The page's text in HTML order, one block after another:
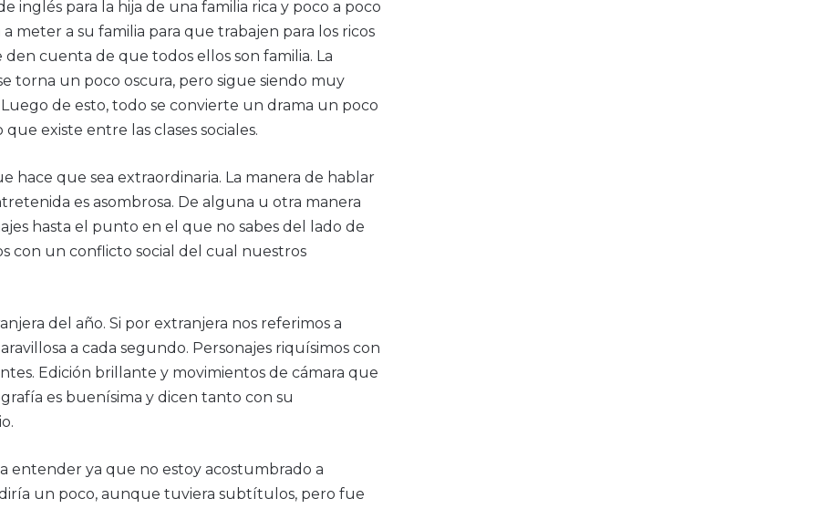
inglés para la hija de una familia rica y poco a poco
meter a su familia para que trabajen para los ricos
den cuenta de que todos ellos son familia. La
torna un poco oscura, pero sigue siendo muy
de esto, todo se convierte un drama un poco
existe entre las clases sociales.
hace que sea extraordinaria. La manera de hablar
es asombrosa. De alguna u otra manera
hasta el punto en el que no sabes del lado de
con un conflicto social del cual nuestros
del año. Si por extranjera nos referimos a
a cada segundo. Personajes riquísimos con
Edición brillante y movimientos de cámara que
es buenísima y dicen tanto con su
entender ya que no estoy acostumbrado a
un poco, aunque tuviera subtítulos, pero fue